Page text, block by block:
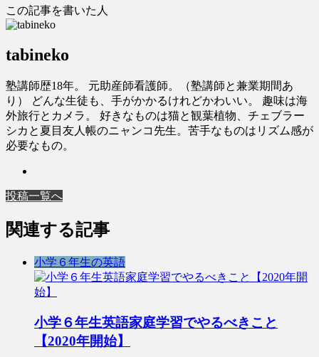
この記事を書いた人
tabineko
塾講師歴18年。 元助産師看護師。（塾講師と兼業期間あ
り） どんな生徒も、手がかかるけれどかわいい。 趣味は海
外旅行とカメラ。 好きなものは猫と観葉植物、チェブラー
シカと夏目友人帳のニャンコ先生。苦手なものはリズム感が
必要なもの。
投稿一覧へ
関連する記事
小学６年生の英語
小学６年生英語家庭学習でやるべきこと
【2020年開始】